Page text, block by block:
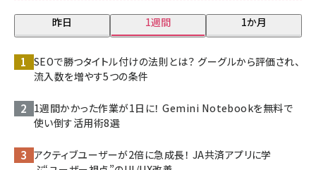
昨日 1週間 1か月
SEOで勝つタイトル付けの法則とは？ グーグルから評価され、
流入数を増やす5つの条件
1週間かかった作業が1日に！ Gemini Notebookを無料で
使い倒す活用術8選
アクティブユーザーが2倍に急成長！ JA共済アプリに学